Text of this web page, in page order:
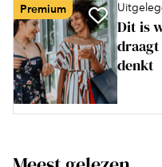
Premium
Dit is
denkt